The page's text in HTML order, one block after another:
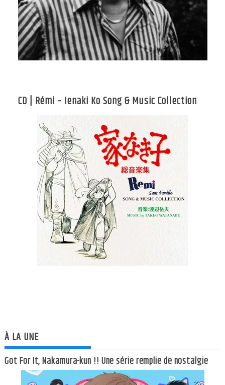
CD | Rémi – Ienaki Ko Song & Music Collection
À LA UNE
Got For It, Nakamura-kun !! Une série remplie de nostalgie